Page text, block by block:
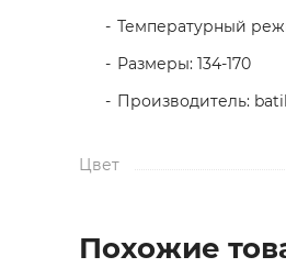
Температурный
Размеры: 134-170
Производитель:
Цвет
Похожие